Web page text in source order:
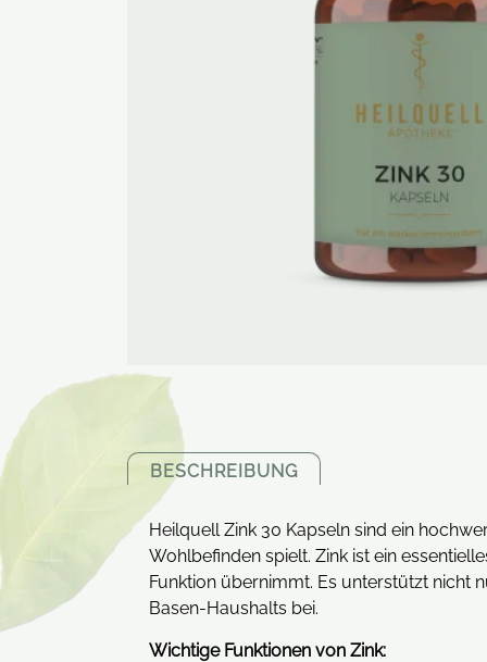
BESCHREIBUNG
Heilquell Zink 30 Kapseln sind ein
Wohlbefinden spielt. Zink ist ein
Funktion übernimmt. Es unterstützt nicht
Basen-Haushalts bei.
Wichtige Funktionen von Zink: